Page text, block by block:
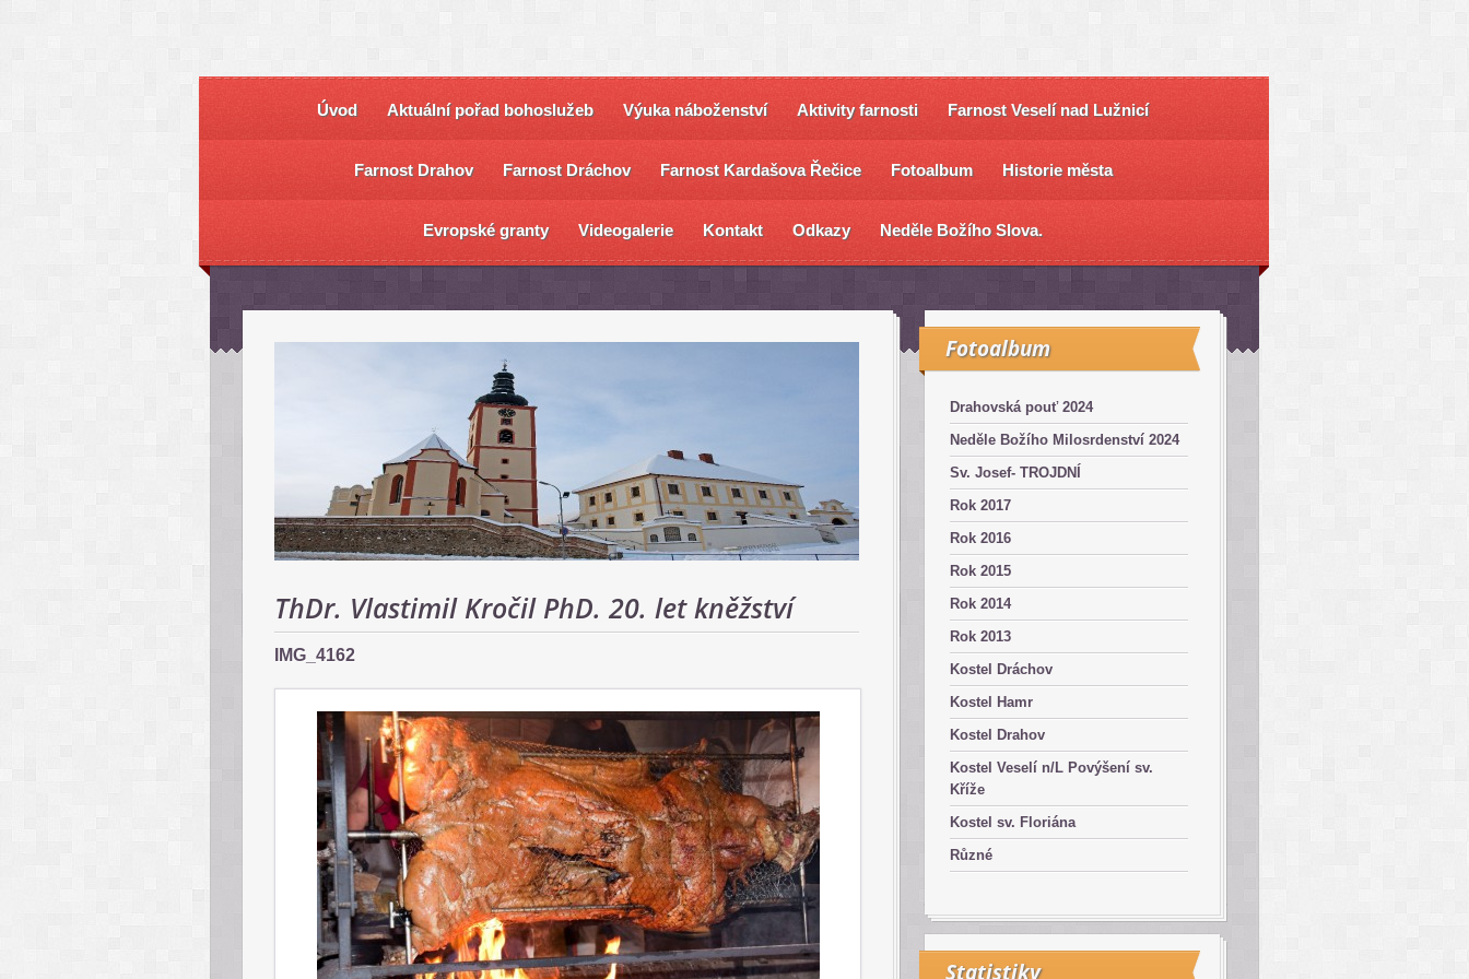
Úvod Aktuální pořad bohoslužeb Výuka náboženství Aktivity farnosti Farnost Veselí nad Lužnicí
Farnost Drahov Farnost Dráchov Farnost Kardašova Řečice Fotoalbum Historie města
Evropské granty Videogalerie Kontakt Odkazy Neděle Božího Slova.
ThDr. Vlastimil Kročil PhD. 20. let kněžství
IMG_4162
Fotoalbum
Drahovská pouť 2024
Neděle Božího Milosrdenství 2024
Sv. Josef- TROJDNÍ
Rok 2017
Rok 2016
Rok 2015
Rok 2014
Rok 2013
Kostel Dráchov
Kostel Hamr
Kostel Drahov
Kostel Veselí n/L Povýšení sv.
Kříže
Kostel sv. Floriána
Různé
Statistiky